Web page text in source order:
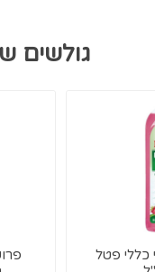
גולשים
כללי פטל